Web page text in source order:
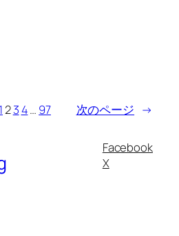
1234… 97 次のページ →
Facebook
X